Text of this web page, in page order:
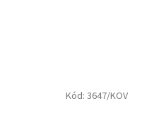
Kód: 3647/KOV